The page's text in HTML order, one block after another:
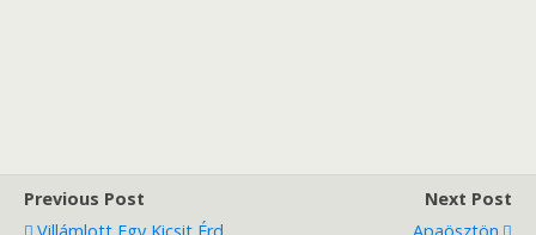
Previous Post
Next Post